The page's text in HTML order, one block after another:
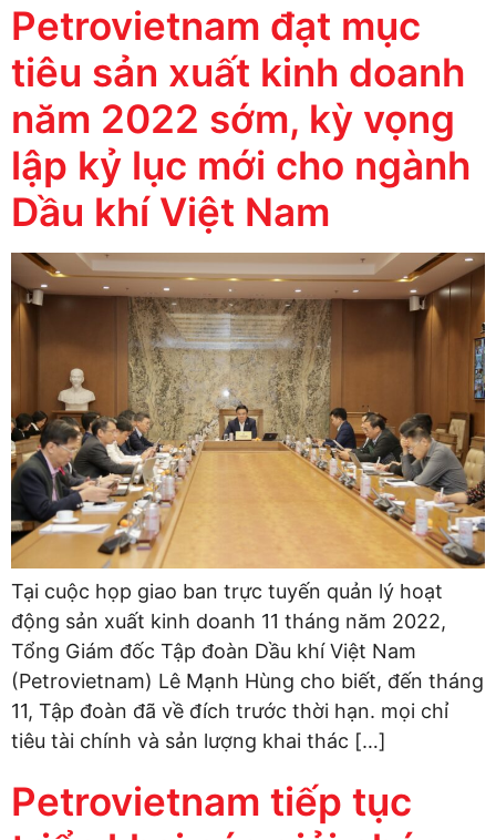
Petrovietnam đạt mục
tiêu sản xuất kinh doanh
năm 2022 sớm, kỳ vọng
lập kỷ lục mới cho ngành
Dầu khí Việt Nam
Tại cuộc họp giao ban trực tuyến quản lý hoạt
động sản xuất kinh doanh 11 tháng năm 2022,
Tổng Giám đốc Tập đoàn Dầu khí Việt Nam
(Petrovietnam) Lê Mạnh Hùng cho biết, đến tháng
11, Tập đoàn đã về đích trước thời hạn. mọi chỉ
tiêu tài chính và sản lượng khai thác […]
Petrovietnam tiếp tục